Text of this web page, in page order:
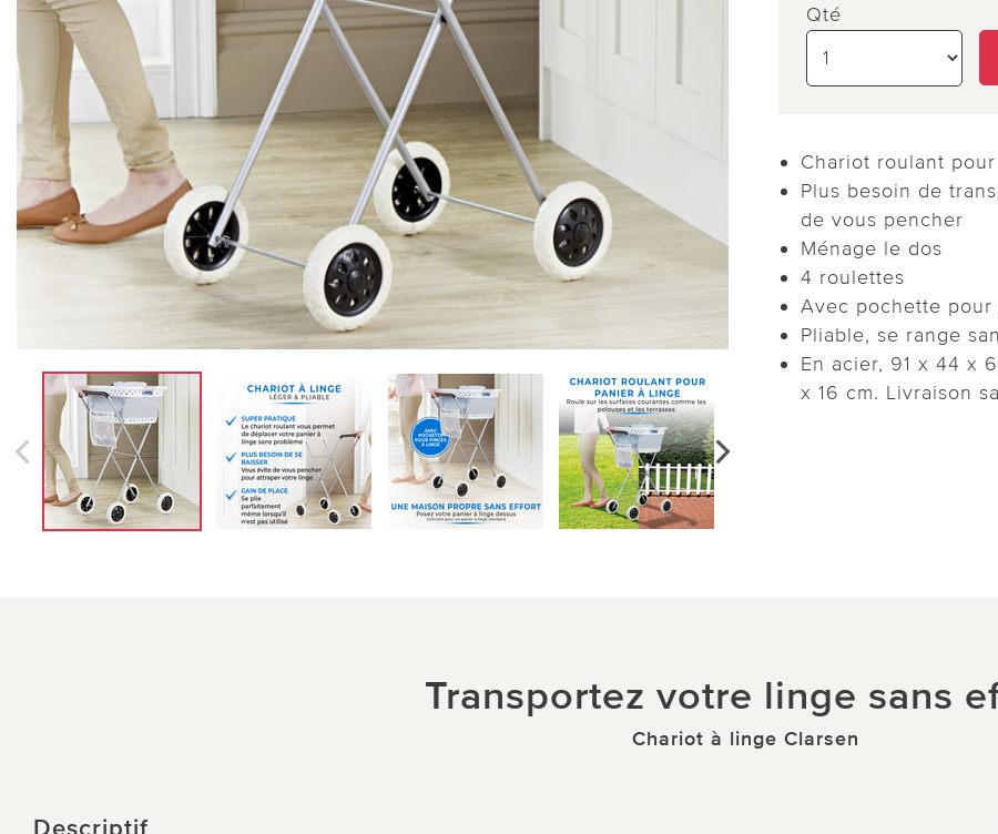
Qté
Chariot roulant
Plus besoin de
de vous pencher
Ménage le dos
4 roulettes
Avec pochette
Pliable, se range
En acier, 91 x 44 x
x 16 cm. Livraison
Transportez votre linge sans
Chariot à linge Clarsen